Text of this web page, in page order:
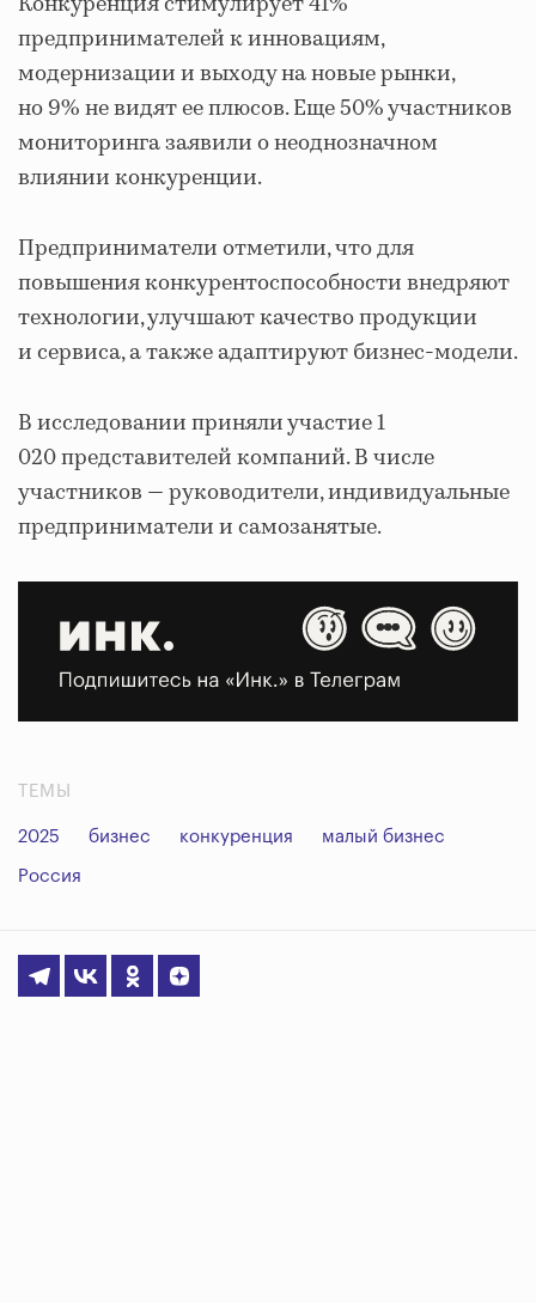
предпринимателей к инновациям,
модернизации и выходу на новые рынки,
но 9% не видят ее плюсов. Еще 50% участников
мониторинга заявили о неоднозначном
влиянии конкуренции.
Предприниматели отметили, что для
повышения конкурентоспособности внедряют
технологии, улучшают качество продукции
и сервиса, а также адаптируют бизнес-модели.
В исследовании приняли участие 1
020 предста­вителей компаний. В числе
участников — руководители, индивидуальные
предприниматели и самозанятые.
ТЕМЫ
2025 бизнес конкуренция малый бизнес
Россия